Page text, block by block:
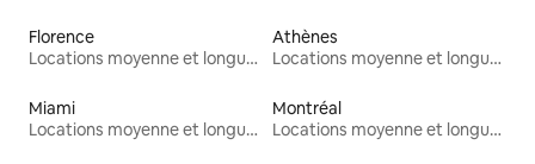
Florence
Locations moyenne et longue durée
Athènes
Locations moyenne et longue durée
Miami
Locations moyenne et longue durée
Montréal
Locations moyenne et longue durée